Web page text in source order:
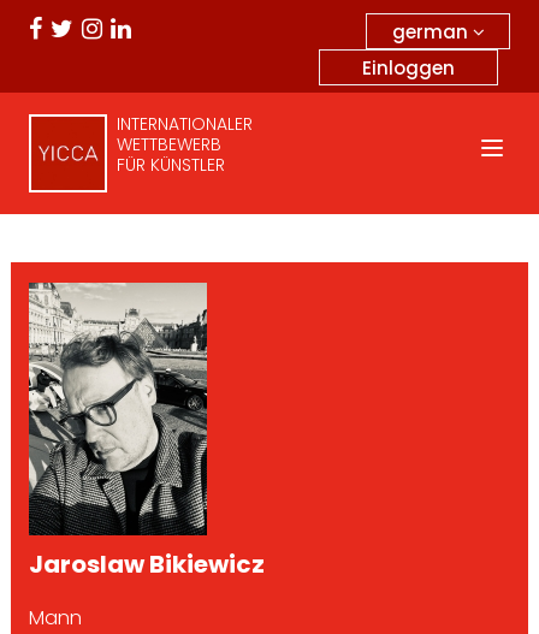
german
Einloggen
INTERNATIONALER
WETTBEWERB
FÜR KÜNSTLER
Jaroslaw Bikiewicz
Mann